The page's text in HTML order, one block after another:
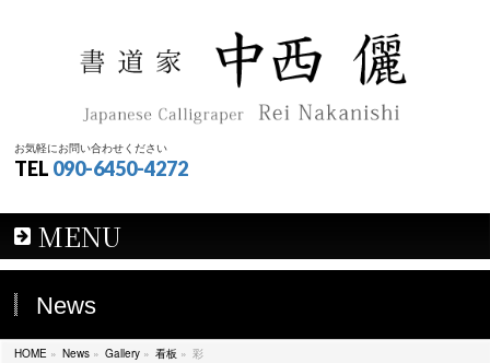
お気軽にお問い合わせください
TEL 090-6450-4272
MENU
News
HOME » News » Gallery » 看板 » 彩